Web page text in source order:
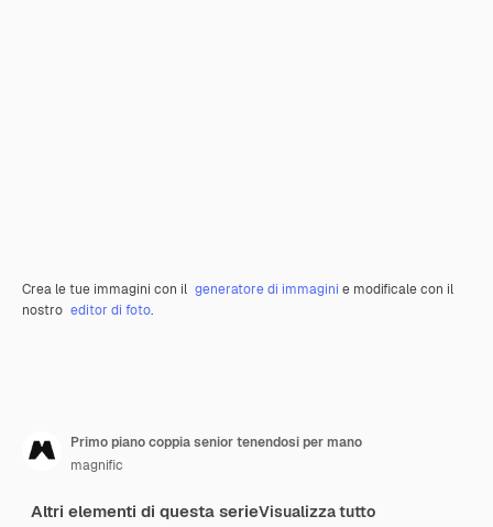
Crea le tue immagini con il generatore di immagini e modificale con il
nostro editor di foto.
Primo piano coppia senior tenendosi per mano
magnific
Altri elementi di questa serieVisualizza tutto